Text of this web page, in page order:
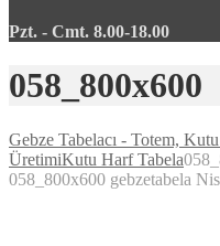
Pzt. - Cmt. 8.00-18.00
058_800x600
Gebze Tabelacı - Totem,
ÜretimiKutu Harf Tabela
058_800x600 gebzetabela